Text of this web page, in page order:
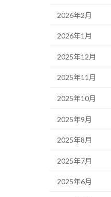
2026年2月
2026年1月
2025年12月
2025年11月
2025年10月
2025年9月
2025年8月
2025年7月
2025年6月